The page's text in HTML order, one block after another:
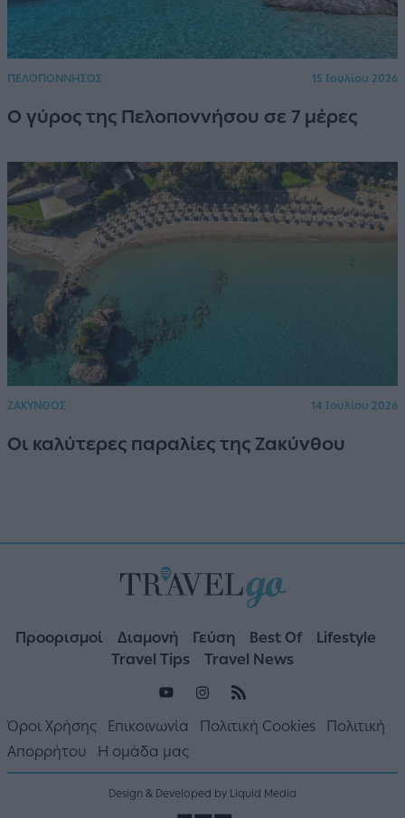
ΠΕΛΟΠΟΝΝΗΣΟΣ 15 Ιουλίου 2026
Ο γύρος της Πελοποννήσου σε 7 μέρες
ΖΑΚΥΝΘΟΣ 14 Ιουλίου 2026
Οι καλύτερες παραλίες της Ζακύνθου
Προορισμοί Διαμονή Γεύση Best Of
Lifestyle
Travel Tips
Travel News
Όροι Χρήσης Επικοινωνία Πολιτική Cookies
Πολιτική
Απορρήτου
Η ομάδα μας
Design & Developed by Liquid Media